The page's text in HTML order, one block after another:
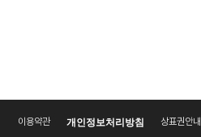
이용약관 개인정보처리방침 상표권안내